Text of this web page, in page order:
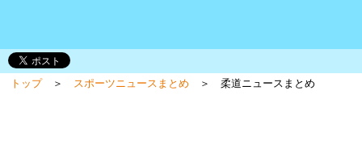
トップ＞ スポーツニュースまとめ ＞ 柔道ニュースまとめ